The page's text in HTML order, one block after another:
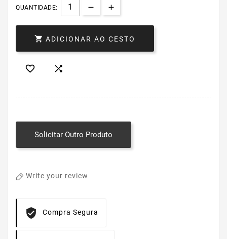
QUANTIDADE:
 ADICIONAR AO CESTO
 
Solicitar Outro Produto
Write your review
Compra Segura